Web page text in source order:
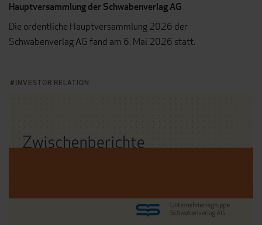
Hauptversammlung der Schwabenverlag AG
Die ordentliche Hauptversammlung 2026 der
Schwabenverlag AG fand am 6. Mai 2026 statt.
INVESTOR RELATION